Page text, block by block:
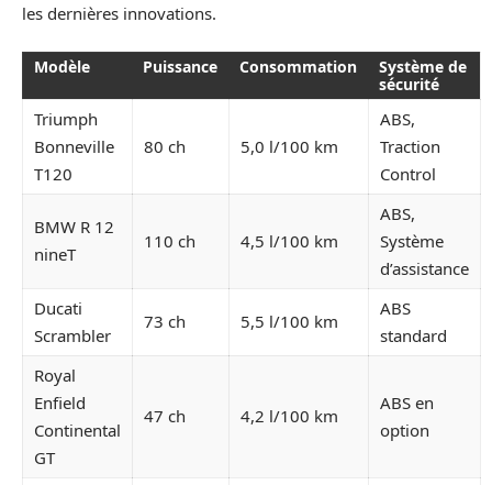
les dernières innovations.
Modèle Puissance Consommation
Système de
sécurité
Triumph
Bonneville
T120
80 ch 5,0 l/100 km
ABS,
Traction
Control
BMW R 12
nineT
110 ch 4,5 l/100 km
ABS,
Système
d’assistance
Ducati
Scrambler
73 ch 5,5 l/100 km
ABS
standard
Royal
Enfield
Continental
GT
47 ch 4,2 l/100 km
ABS en
option